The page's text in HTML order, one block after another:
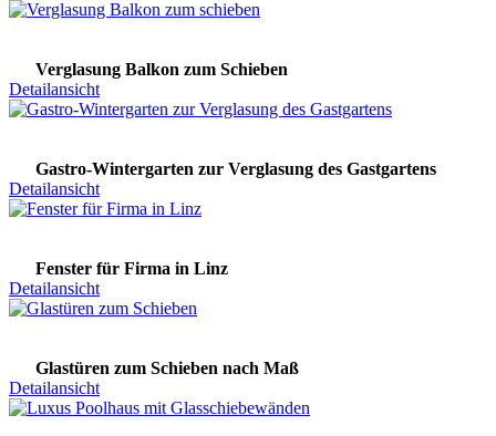
Verglasung Balkon zum Schieben
Detailansicht
Gastro-Wintergarten zur Verglasung des Gastgartens
Detailansicht
Fenster für Firma in Linz
Detailansicht
Glastüren zum Schieben nach Maß
Detailansicht